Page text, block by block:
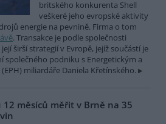
britského konkurenta Shell
veškeré jeho evropské aktivity
energie na pevnině. Firma o tom
. Transakce je podle společnosti
širší strategií v Evropě, jejíž součástí je
společného podniku s Energetickým a
miliardáře Daniela Křetínského.
12 měsíců měřit v Brně na 35